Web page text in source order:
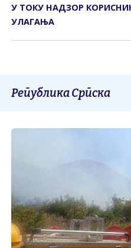
У ТОКУ НАДЗОР
УЛАГАЊА
Република Српска